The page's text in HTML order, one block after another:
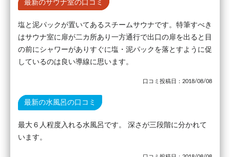
最新のサウナ室の口コミ
塩と泥パックが置いてあるスチームサウナです。特筆すべき
はサウナ室に扉が二カ所あり一方通行で出口の扉を出ると目
の前にシャワーがありすぐに塩・泥パックを落とすように促
しているのは良い導線に思います。
口コミ投稿日：2018/08/08
最新の水風呂の口コミ
最大６人程度入れる水風呂です。 深さが三段階に分かれて
います。